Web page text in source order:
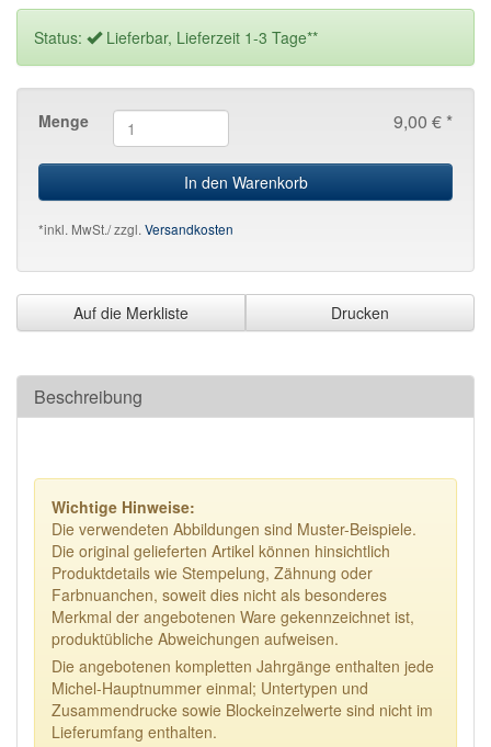
Status: Lieferbar, Lieferzeit 1-3 Tage**
9,00 € *
Menge
In den Warenkorb
*inkl. MwSt./ zzgl.Versandkosten
Auf die Merkliste Drucken
Beschreibung
Wichtige Hinweise:
Die verwendeten Abbildungen sind Muster-Beispiele.
Die original gelieferten Artikel können hinsichtlich
Produktdetails wie Stempelung, Zähnung oder
Farbnuanchen, soweit dies nicht als besonderes
Merkmal der angebotenen Ware gekennzeichnet ist,
produktübliche Abweichungen aufweisen.
Die angebotenen kompletten Jahrgänge enthalten jede
Michel-Hauptnummer einmal; Untertypen und
Zusammendrucke sowie Blockeinzelwerte sind nicht im
Lieferumfang enthalten.